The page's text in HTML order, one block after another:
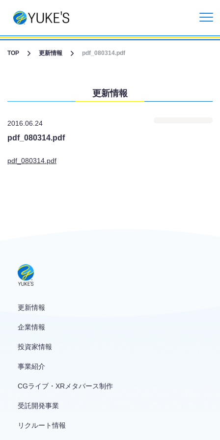
更新情報
CGライブ・XRメタバース制作
English
TOP 更新情報 pdf_080314.pdf
更新情報
2016.06.24
pdf_080314.pdf
pdf_080314.pdf
更新情報
企業情報
投資家情報
事業紹介
CGライブ・XRメタバース制作
受託開発事業
リクルート情報